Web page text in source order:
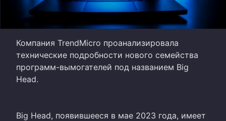
Компания TrendMicro проанализировала
технические подробности нового семейства
программ-вымогателей под названием Big
Head.
Big Head, появившееся в мае 2023 года, имеет